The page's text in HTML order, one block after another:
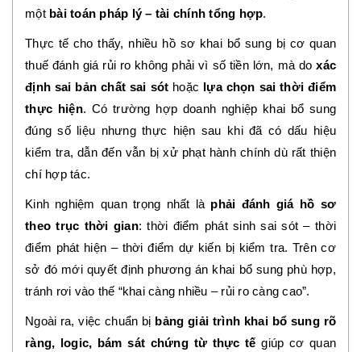
một bài toán pháp lý – tài chính tổng hợp.
Thực tế cho thấy, nhiều hồ sơ khai bổ sung bị cơ quan
thuế đánh giá rủi ro không phải vì số tiền lớn, mà doxác
định sai bản chất sai sót hoặc
lựa chọn sai thời điểm
thực hiện. Có trường hợp doanh nghiệp khai bổ sung
đúng số liệu nhưng thực hiện sau khi đã có dấu hiệu
kiểm tra, dẫn đến vẫn bị xử phạt hành chính dù rất thiện
chí hợp tác.
Kinh nghiệm quan trọng nhất là phải đánh giá hồ sơ
theo trục thời gian: thời điểm phát sinh sai sót – thời
điểm phát hiện – thời điểm dự kiến bị kiểm tra. Trên cơ
sở đó mới quyết định phương án khai bổ sung phù hợp,
tránh rơi vào thế “khai càng nhiều – rủi ro càng cao”.
Ngoài ra, việc chuẩn bị bảng giải trình khai bổ sung rõ
ràng, logic, bám sát chứng từ thực tế giúp cơ quan